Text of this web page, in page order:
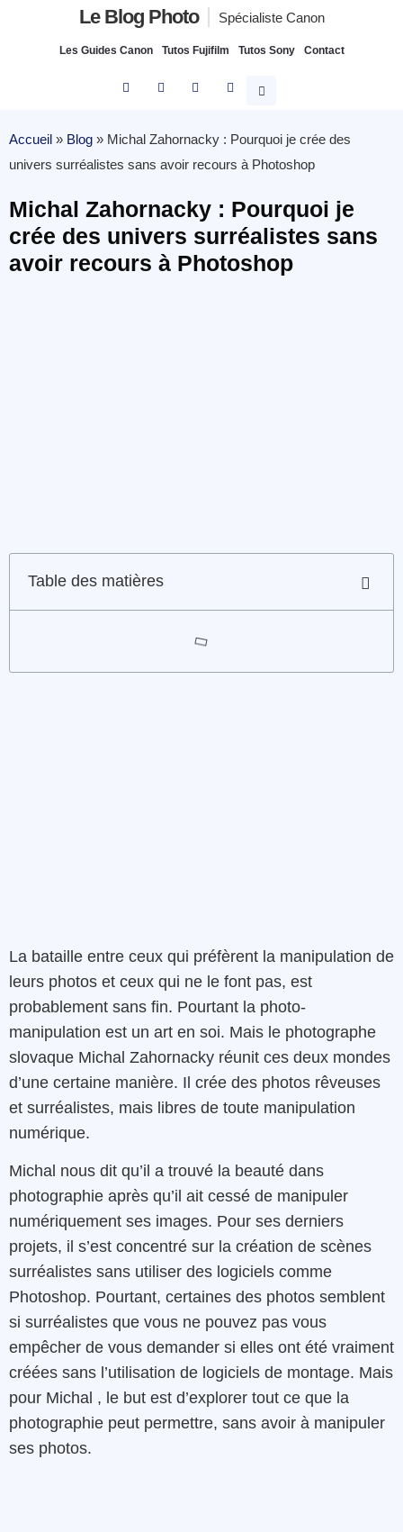
Le Blog Photo Spécialiste Canon
Les Guides Canon Tutos Fujifilm Tutos Sony Contact
Accueil » Blog » Michal Zahornacky : Pourquoi je crée des
univers surréalistes sans avoir recours à Photoshop
Michal Zahornacky : Pourquoi je
crée des univers surréalistes sans
avoir recours à Photoshop
Table des matières
La bataille entre ceux qui préfèrent la manipulation de
leurs photos et ceux qui ne le font pas, est
probablement sans fin. Pourtant la photo-
manipulation est un art en soi. Mais le photographe
slovaque Michal Zahornacky réunit ces deux mondes
d’une certaine manière. Il crée des photos rêveuses
et surréalistes, mais libres de toute manipulation
numérique.
Michal nous dit qu’il a trouvé la beauté dans
photographie après qu’il ait cessé de manipuler
numériquement ses images. Pour ses derniers
projets, il s’est concentré sur la création de scènes
surréalistes sans utiliser des logiciels comme
Photoshop. Pourtant, certaines des photos semblent
si surréalistes que vous ne pouvez pas vous
empêcher de vous demander si elles ont été vraiment
créées sans l’utilisation de logiciels de montage. Mais
pour Michal , le but est d’explorer tout ce que la
photographie peut permettre, sans avoir à manipuler
ses photos.